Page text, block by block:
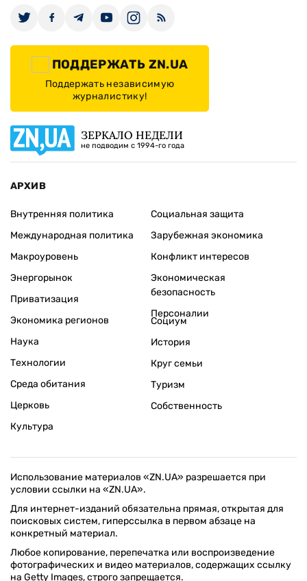
ПОДДЕРЖАТЬ ZN.UA
Поддержать независимую
журналистику!
ЗЕРКАЛО НЕДЕЛИ
не подводим с 1994-го года
АРХИВ
Внутренняя политика
Международная политика
Макроуровень
Энергорынок
Приватизация
Экономика регионов
Социальная защита
Зарубежная экономика
Конфликт интересов
Экономическая
безопасность
Персоналии
Наука
Технологии
Среда обитания
Церковь
Культура
Социум
История
Круг семьи
Туризм
Собственность
Использование материалов «ZN.UA» разрешается при
условии ссылки на «ZN.UA».
Для интернет-изданий обязательна прямая, открытая для
поисковых систем, гиперссылка в первом абзаце на
конкретный материал.
Любое копирование, перепечатка или воспроизведение
фотографических и видео материалов, содержащих ссылку
на Getty Images, строго запрещается.